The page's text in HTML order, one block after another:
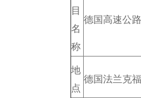
目
名
称
德国高速公
地
点
德国法兰克